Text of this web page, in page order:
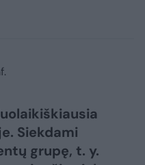
Siekdami
grupę, t. y.